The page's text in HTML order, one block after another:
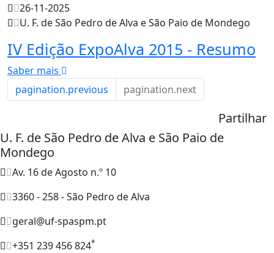
26-11-2025
U. F. de São Pedro de Alva e São Paio de Mondego
IV Edição ExpoAlva 2015 - Resumo
Saber mais
pagination.previous
pagination.next
Partilhar
U. F. de São Pedro de Alva e São Paio de
Mondego
Av. 16 de Agosto n.º 10
3360 - 258 - São Pedro de Alva
geral@uf-spaspm.pt
+351 239 456 824*